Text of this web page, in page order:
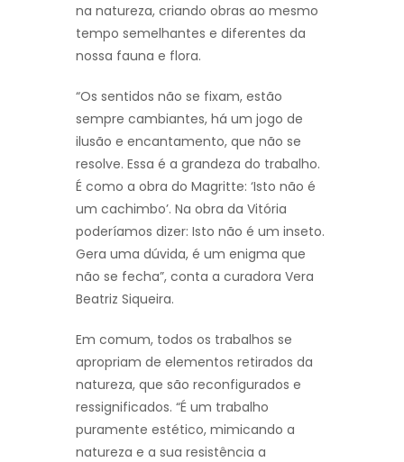
na natureza, criando obras ao mesmo
tempo semelhantes e diferentes da
nossa fauna e flora.
“Os sentidos não se fixam, estão
sempre cambiantes, há um jogo de
ilusão e encantamento, que não se
resolve. Essa é a grandeza do trabalho.
É como a obra do Magritte: ‘Isto não é
um cachimbo’. Na obra da Vitória
poderíamos dizer: Isto não é um inseto.
Gera uma dúvida, é um enigma que
não se fecha”, conta a curadora Vera
Beatriz Siqueira.
Em comum, todos os trabalhos se
apropriam de elementos retirados da
natureza, que são reconfigurados e
ressignificados. “É um trabalho
puramente estético, mimicando a
natureza e a sua resistência a